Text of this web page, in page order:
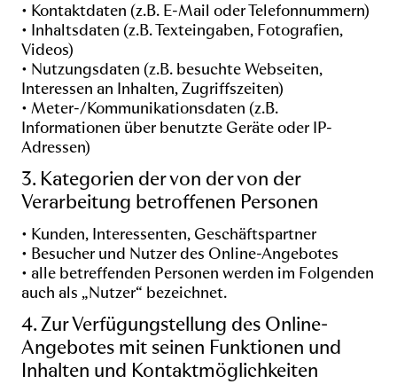
• Kontaktdaten (z.B. E-Mail oder Telefonnummern)
• Inhaltsdaten (z.B. Texteingaben, Fotografien,
Videos)
• Nutzungsdaten (z.B. besuchte Webseiten,
Interessen an Inhalten, Zugriffszeiten)
• Meter-/Kommunikationsdaten (z.B.
Informationen über benutzte Geräte oder IP-
Adressen)
3. Kategorien der von der von der
Verarbeitung betroffenen Personen
• Kunden, Interessenten, Geschäftspartner
• Besucher und Nutzer des Online-Angebotes
• alle betreffenden Personen werden im Folgenden
auch als „Nutzer“ bezeichnet.
4. Zur Verfügungstellung des Online-
Angebotes mit seinen Funktionen und
Inhalten und Kontaktmöglichkeiten